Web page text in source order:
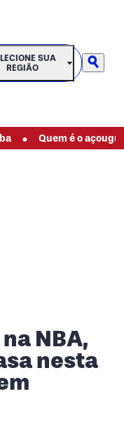
SUA REGIÃO
SUA
REGIÃO
Quem é o açougueiro
NBA,
nesta